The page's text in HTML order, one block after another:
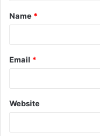
Name *
Email *
Website